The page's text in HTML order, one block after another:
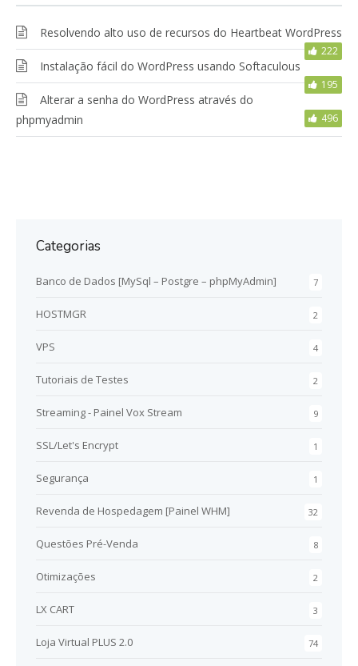
Resolvendo alto uso de recursos do Heartbeat WordPress
222
Instalação fácil do WordPress usando Softaculous
195
Alterar a senha do WordPress através do
phpmyadmin
496
Categorias
7
Banco de Dados [MySql – Postgre – phpMyAdmin]
2
HOSTMGR
4
VPS
2
Tutoriais de Testes
9
Streaming - Painel Vox Stream
1
SSL/Let's Encrypt
1
Segurança
32
Revenda de Hospedagem [Painel WHM]
8
Questões Pré-Venda
2
Otimizações
3
LX CART
74
Loja Virtual PLUS 2.0